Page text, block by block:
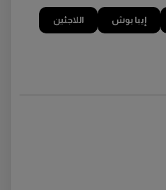
إيبا بوش اللاجئين